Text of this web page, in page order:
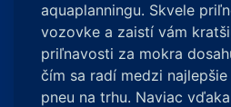
aquaplanningu. Skvele
vozovke a zaistí vám
priľnavosti za mokra
čím sa radí medzi
pneu na trhu. Naviac